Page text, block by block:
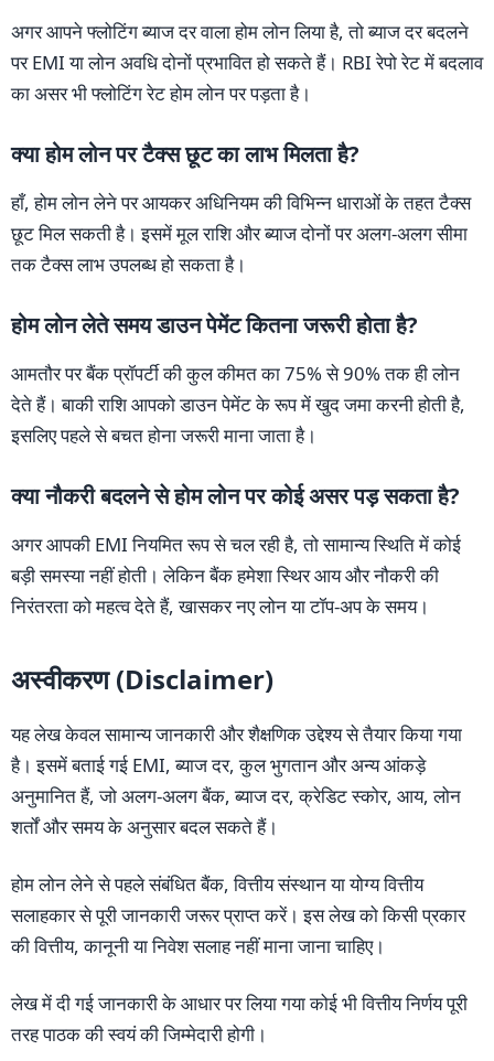
अगर आपने फ्लोटिंग ब्याज दर वाला होम लोन लिया है, तो ब्याज दर बदलने
पर EMI या लोन अवधि दोनों प्रभावित हो सकते हैं। RBI रेपो रेट में बदलाव
का असर भी फ्लोटिंग रेट होम लोन पर पड़ता है।
क्या होम लोन पर टैक्स छूट का लाभ मिलता है?
हाँ, होम लोन लेने पर आयकर अधिनियम की विभिन्न धाराओं के तहत टैक्स
छूट मिल सकती है। इसमें मूल राशि और ब्याज दोनों पर अलग-अलग सीमा
तक टैक्स लाभ उपलब्ध हो सकता है।
होम लोन लेते समय डाउन पेमेंट कितना जरूरी होता है?
आमतौर पर बैंक प्रॉपर्टी की कुल कीमत का 75% से 90% तक ही लोन
देते हैं। बाकी राशि आपको डाउन पेमेंट के रूप में खुद जमा करनी होती है,
इसलिए पहले से बचत होना जरूरी माना जाता है।
क्या नौकरी बदलने से होम लोन पर कोई असर पड़ सकता है?
अगर आपकी EMI नियमित रूप से चल रही है, तो सामान्य स्थिति में कोई
बड़ी समस्या नहीं होती। लेकिन बैंक हमेशा स्थिर आय और नौकरी की
निरंतरता को महत्व देते हैं, खासकर नए लोन या टॉप-अप के समय।
अस्वीकरण (Disclaimer)
यह लेख केवल सामान्य जानकारी और शैक्षणिक उद्देश्य से तैयार किया गया
है। इसमें बताई गई EMI, ब्याज दर, कुल भुगतान और अन्य आंकड़े
अनुमानित हैं, जो अलग-अलग बैंक, ब्याज दर, क्रेडिट स्कोर, आय, लोन
शर्तों और समय के अनुसार बदल सकते हैं।
होम लोन लेने से पहले संबंधित बैंक, वित्तीय संस्थान या योग्य वित्तीय
सलाहकार से पूरी जानकारी जरूर प्राप्त करें। इस लेख को किसी प्रकार
की वित्तीय, कानूनी या निवेश सलाह नहीं माना जाना चाहिए।
लेख में दी गई जानकारी के आधार पर लिया गया कोई भी वित्तीय निर्णय पूरी
तरह पाठक की स्वयं की जिम्मेदारी होगी।